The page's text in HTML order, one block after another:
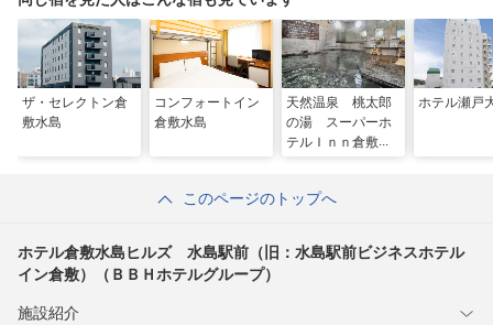
テルグループ）
ザ・セレクトン倉
敷水島
コンフォートイン
倉敷水島
天然温泉 桃太郎
の湯 スーパーホ
テルＩｎｎ倉敷水
ホテル瀬戸
このページのトップへ
ホテル倉敷水島ヒルズ 水島駅前（旧：水島駅前ビジネスホテル
イン倉敷）（ＢＢＨホテルグループ）
施設紹介